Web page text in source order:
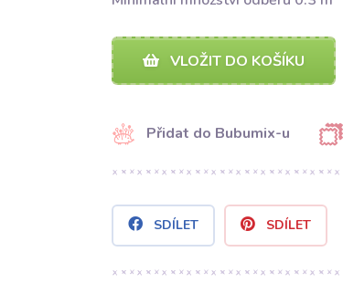
VLOŽIT DO KOŠÍKU
Přidat do Bubumix-u
SDÍLET SDÍLET